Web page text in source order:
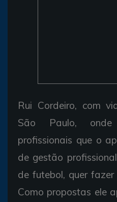
Rui Cordeiro, com
São Paulo,
profissionais que o
de gestão
de futebol, quer fazer
Como propostas ele